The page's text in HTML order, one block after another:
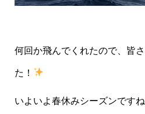
何回か飛んでくれたので、皆
た！
いよいよ春休みシーズンですね